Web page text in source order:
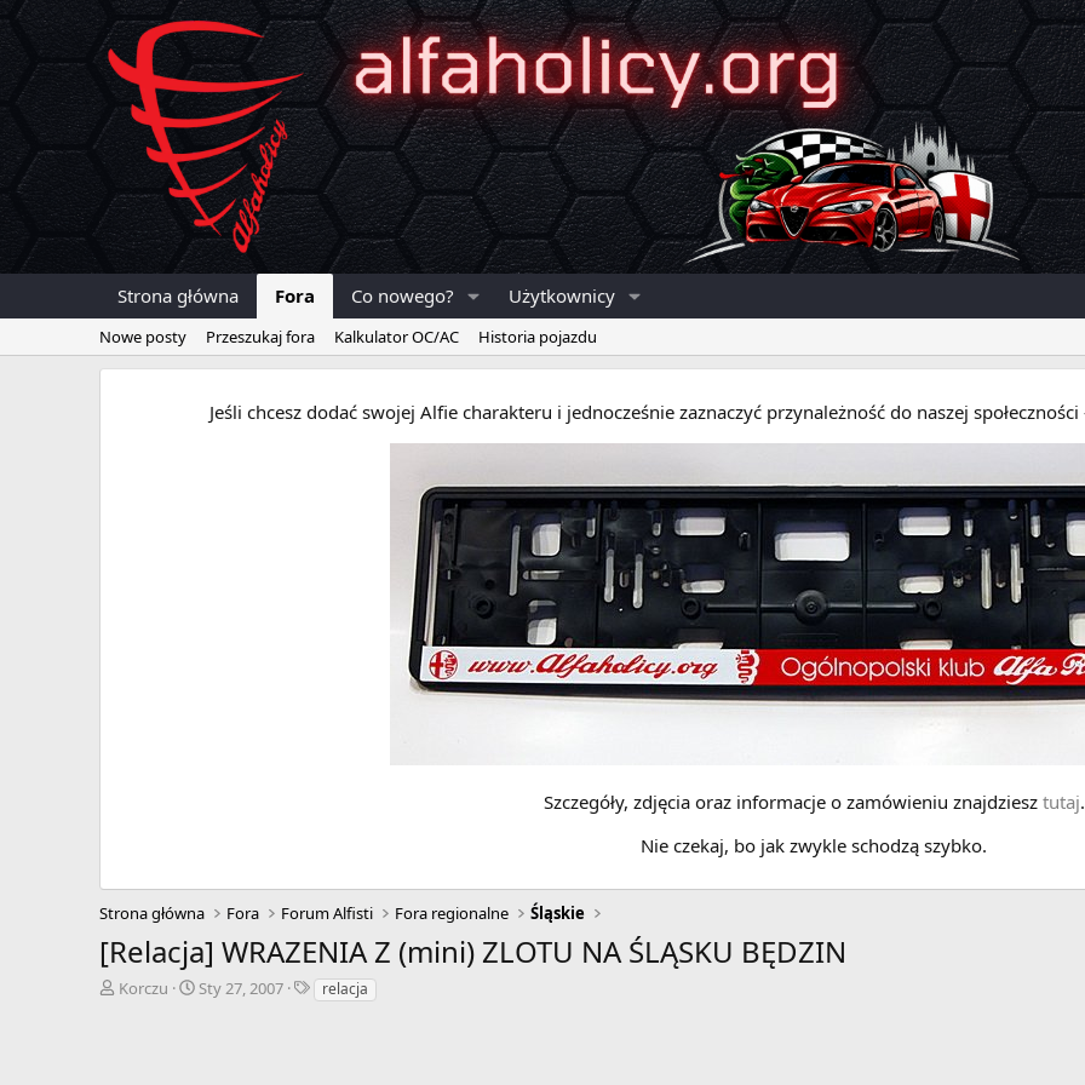
Strona główna Fora Co nowego? Użytkownicy
Nowe posty Przeszukaj fora Kalkulator OC/AC Historia pojazdu
Jeśli chcesz dodać swojej Alfie charakteru i jednocześnie zaznaczyć przynależność do naszej
Szczegóły, zdjęcia oraz informacje o zamówieniu znajdziesz tutaj.
Nie czekaj, bo jak zwykle schodzą szybko.
Strona główna Fora Forum Alfisti Fora regionalne Śląskie
[Relacja] WRAZENIA Z (mini) ZLOTU NA ŚLĄSKU BĘDZIN
A
Korczu
D
Sty 27, 2007
Trelacja